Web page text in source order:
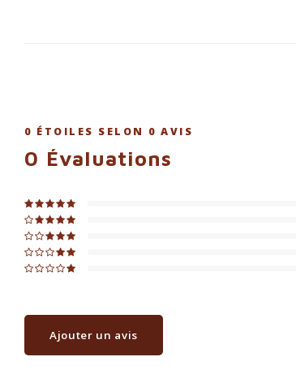
0 ÉTOILES SELON 0 AVIS
0 Évaluations
Ajouter un avis